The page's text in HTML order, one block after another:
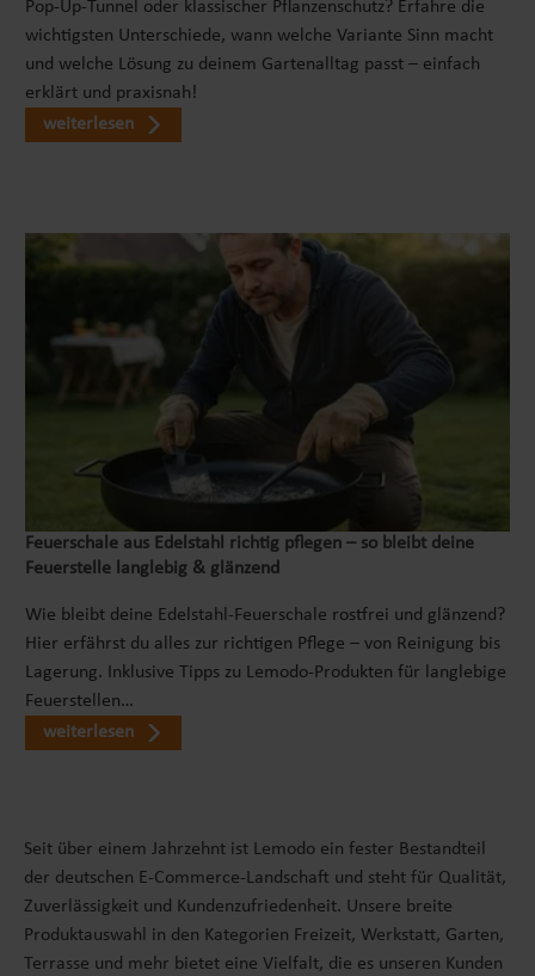
Pop-Up-Tunnel oder klassischer Pflanzenschutz? Erfahre die
wichtigsten Unterschiede, wann welche Variante Sinn macht
und welche Lösung zu deinem Gartenalltag passt – einfach
erklärt und praxisnah!
weiterlesen
Feuerschale aus Edelstahl richtig pflegen – so bleibt deine
Feuerstelle langlebig & glänzend
Wie bleibt deine Edelstahl-Feuerschale rostfrei und glänzend?
Hier erfährst du alles zur richtigen Pflege – von Reinigung bis
Lagerung. Inklusive Tipps zu Lemodo-Produkten für langlebige
Feuerstellen…
weiterlesen
Seit über einem Jahrzehnt ist Lemodo ein fester Bestandteil
der deutschen E-Commerce-Landschaft und steht für Qualität,
Zuverlässigkeit und Kundenzufriedenheit. Unsere breite
Produktauswahl in den Kategorien Freizeit, Werkstatt, Garten,
Terrasse und mehr bietet eine Vielfalt, die es unseren Kunden